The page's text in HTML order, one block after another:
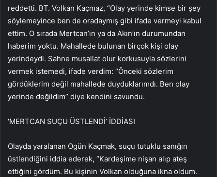
reddetti. BT. Volkan Kaçmaz, “Olay yerinde kimse bir şey
söylemeyince ben de oradaymış gibi ifade vermeyi kabul
ettim. O sırada Mertcan’ın ya da Akın’ın durumundan
haberim yoktu. Mahallede bulunan birçok kişi olay
yerindeydi. Sahne musallat olur korkusuyla sözlerini
vermek istemedi, ifade verdim: “Önceki sözlerim
gördüklerim değil mahallede duyduklarımdı. Ben olay
yerinde değildim” diye kendini savundu.
‘MERTCAN SUÇU ÜSTLENDİ’ İDDİASI
Olayda yaralanan Ogün Kaçmak, suçu tutuklu sanığın
üstlendiğini iddia ederek, “Kardeşime nişan alıp ateş
ettiğini gördüm. Bu kişinin Volkan olduğuna ikna oldum.